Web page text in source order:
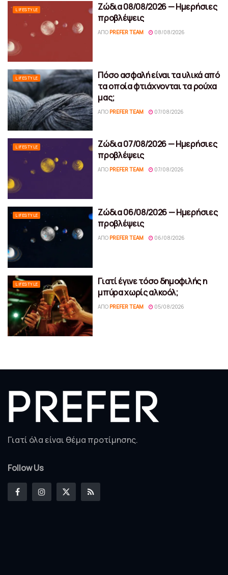
LIFESTYLE
Ζώδια 08/08/2026 — Ημερήσιες
προβλέψεις
ΑΠΌ PREFER TEAM 08/08/2026
LIFESTYLE
Πόσο ασφαλή είναι τα υλικά από
τα οποία φτιάχνονται τα ρούχα
μας;
ΑΠΌ PREFER TEAM 07/08/2026
LIFESTYLE
Ζώδια 07/08/2026 — Ημερήσιες
προβλέψεις
ΑΠΌ PREFER TEAM 07/08/2026
LIFESTYLE
Ζώδια 06/08/2026 — Ημερήσιες
προβλέψεις
ΑΠΌ PREFER TEAM 06/08/2026
LIFESTYLE
Γιατί έγινε τόσο δημοφιλής η
μπύρα χωρίς αλκοόλ;
ΑΠΌ PREFER TEAM 05/08/2026
Γιατί όλα είναι θέμα προτίμησης.
Follow Us